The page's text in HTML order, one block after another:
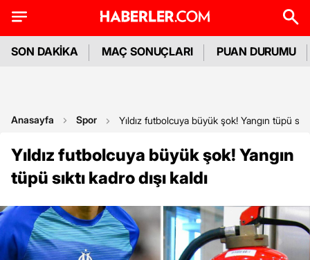
SON DAKİKA MAÇ SONUÇLARI PUAN DURUMU
Anasayfa Spor Yıldız futbolcuya büyük şok! Yangın tüpü
Yıldız futbolcuya büyük şok! Yangın
tüpü sıktı kadro dışı kaldı